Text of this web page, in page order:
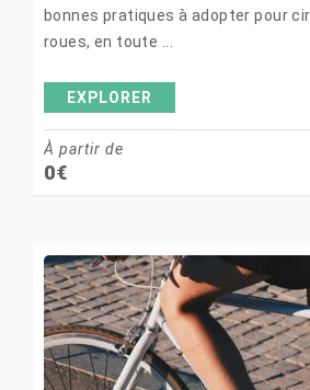
bonnes pratiques à adopter pour
roues, en toute ...
EXPLORER
À partir de
0€